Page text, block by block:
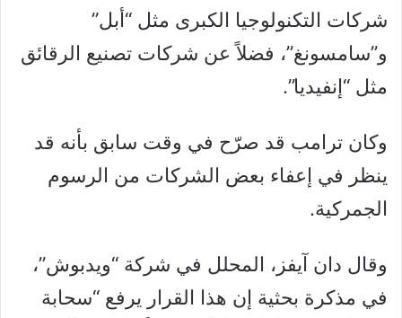
شركات التكنولوجيا الكبرى مثل “أبل”
و”سامسونغ”، فضلاً عن شركات تصنيع الرقائق
مثل “إنفيديا”.
وكان ترامب قد صرّح في وقت سابق بأنه قد
ينظر في إعفاء بعض الشركات من الرسوم
الجمركية.
وقال دان آيفز، المحلل في شركة “ويدبوش”،
في مذكرة بحثية إن هذا القرار يرفع “سحابة